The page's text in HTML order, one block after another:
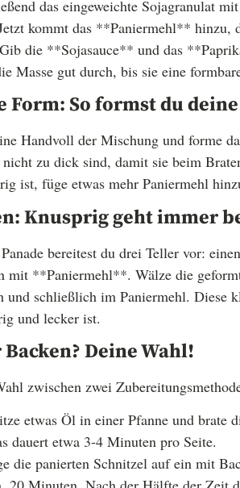
das eingeweichte Sojagranulat
kommt das **Paniermehl** hinzu,
die **Sojasauce** und das
Masse gut durch, bis sie eine
Form: So formst du
Handvoll der Mischung und forme
nicht zu dick sind, damit sie beim
ist, füge etwas mehr Paniermehl
Knusprig geht immer
bereitest du drei Teller vor:
**Paniermehl**. Wälze die
schließlich im Paniermehl. Diese
und lecker ist.
Deine Wahl!
zwischen zwei
etwas Öl in einer Pfanne und brate
dauert etwa 3-4 Minuten pro Seite.
die panierten Schnitzel auf ein mit